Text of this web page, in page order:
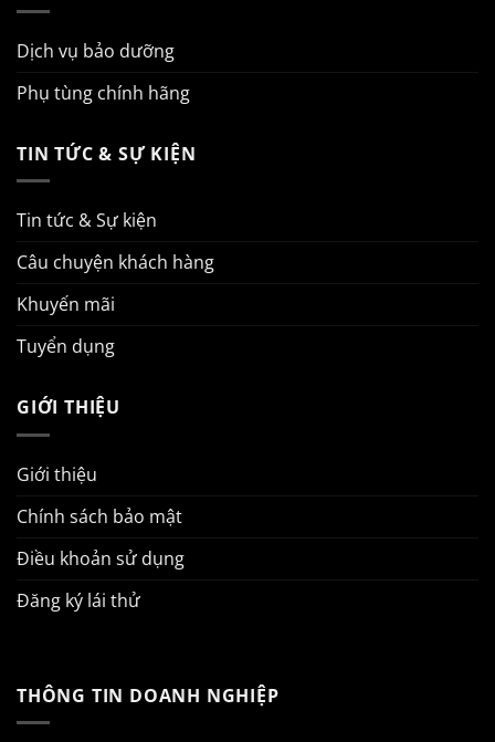
Dịch vụ bảo dưỡng
Phụ tùng chính hãng
TIN TỨC & SỰ KIỆN
Tin tức & Sự kiện
Câu chuyện khách hàng
Khuyến mãi
Tuyển dụng
GIỚI THIỆU
Giới thiệu
Chính sách bảo mật
Điều khoản sử dụng
Đăng ký lái thử
THÔNG TIN DOANH NGHIỆP